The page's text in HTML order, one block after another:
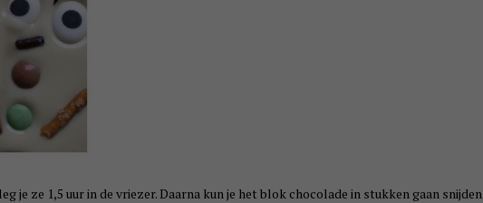
je ze 1,5 uur in de vriezer. Daarna kun je het blok chocolade in stukken gaan snijden